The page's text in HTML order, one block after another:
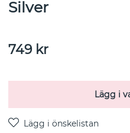
Silver
749kr
Lägg i